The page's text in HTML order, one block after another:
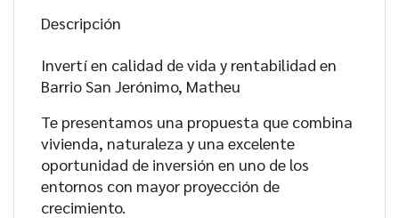
Descripción
Invertí en calidad de vida y rentabilidad en
Barrio San Jerónimo, Matheu
Te presentamos una propuesta que combina
vivienda, naturaleza y una excelente
oportunidad de inversión en uno de los
entornos con mayor proyección de
crecimiento.